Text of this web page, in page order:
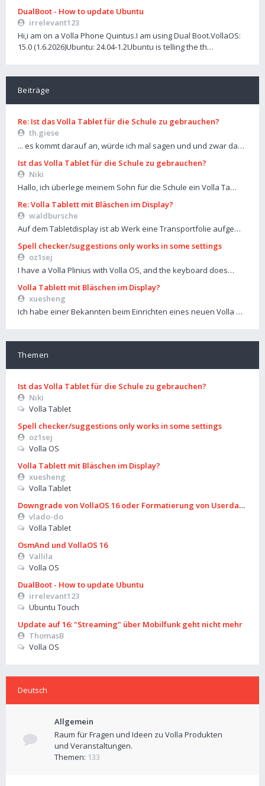
DualBoot - How to update Ubuntu
irrelevant123
Hi,i am on a Volla Phone Quintus.I am using Dual Boot.VollaOS:
15.0 (1.6.2026)Ubuntu: 24.04-1.2Ubuntu is telling the th…
Beiträge
Re: Ist das Volla Tablet für die Schule zu gebrauchen?
th.giese
... es kommt darauf an, würde ich mal sagen und und zwar da…
Ist das Volla Tablet für die Schule zu gebrauchen?
Niki
Hallo, ich überlege meinem Sohn für die Schule ein Volla Ta…
Re: Volla Tablett mit Bläschen im Display?
waldbursche
Auf dem Tabletdisplay ist ab Werk eine Transportfolie aufge…
Spell checker/suggestions only works in some settings
oz1sej
I have a Volla Plinius with Volla OS, and the keyboard does…
Volla Tablett mit Bläschen im Display?
xuesheng
Ich habe einer Bekannten beim Einrichten eines neuen Volla …
Themen
Ist das Volla Tablet für die Schule zu gebrauchen?
Niki
Volla Tablet
Spell checker/suggestions only works in some settings
oz1sej
Volla OS
Volla Tablett mit Bläschen im Display?
xuesheng
Volla Tablet
Downgrade von VollaOS 16 oder Formatierung von Userdata
vlado-do
Volla Tablet
OsmAnd und VollaOS 16
Vallila
Volla OS
DualBoot - How to update Ubuntu
irrelevant123
Ubuntu Touch
Update auf 16: "Streaming" über Mobilfunk geht nicht mehr
ThomasB
Volla OS
Deutsch
Allgemein
Raum für Fragen und Ideen zu Volla Produkten
und Veranstaltungen.
Themen: 133